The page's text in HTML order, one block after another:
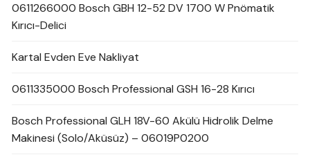
0611266000 Bosch GBH 12-52 DV 1700 W Pnömatik
Kırıcı-Delici
Kartal Evden Eve Nakliyat
0611335000 Bosch Professional GSH 16-28 Kırıcı
Bosch Professional GLH 18V-60 Akülü Hidrolik Delme
Makinesi (Solo/Aküsüz) – 06019P0200